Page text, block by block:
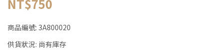
NT$750
商品編號: 3A800020
供貨狀況: 尚有庫存